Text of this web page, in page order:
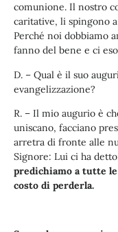
comunione. Il nostro
caritative, li spingono
Perché noi dobbiamo
fanno del bene e ci
D. – Qual è il suo
evangelizzazione?
R. – Il mio augurio è
uniscano, facciano
arretra di fronte alle
Signore: Lui ci ha
predichiamo a tutte
costo di perderla.